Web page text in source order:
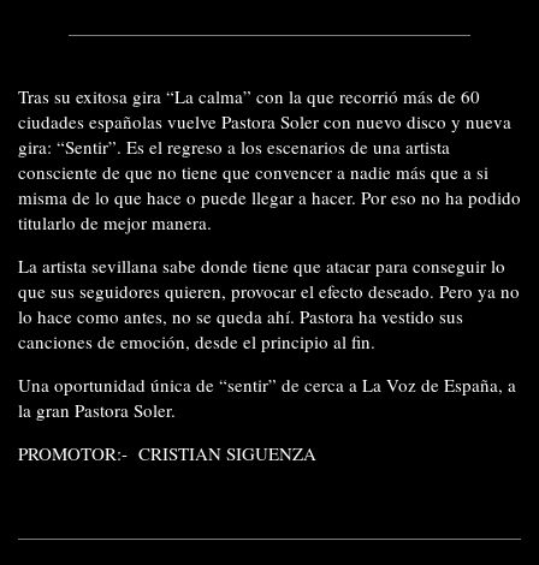
Tras su exitosa gira “La calma” con la que recorrió más de 60
ciudades españolas vuelve Pastora Soler con nuevo disco y nueva
gira: “Sentir”. Es el regreso a los escenarios de una artista
consciente de que no tiene que convencer a nadie más que a si
misma de lo que hace o puede llegar a hacer. Por eso no ha podido
titularlo de mejor manera.
La artista sevillana sabe donde tiene que atacar para conseguir lo
que sus seguidores quieren, provocar el efecto deseado. Pero ya no
lo hace como antes, no se queda ahí. Pastora ha vestido sus
canciones de emoción, desde el principio al fin.
Una oportunidad única de “sentir” de cerca a La Voz de España, a
la gran Pastora Soler.
PROMOTOR:- CRISTIAN SIGUENZA